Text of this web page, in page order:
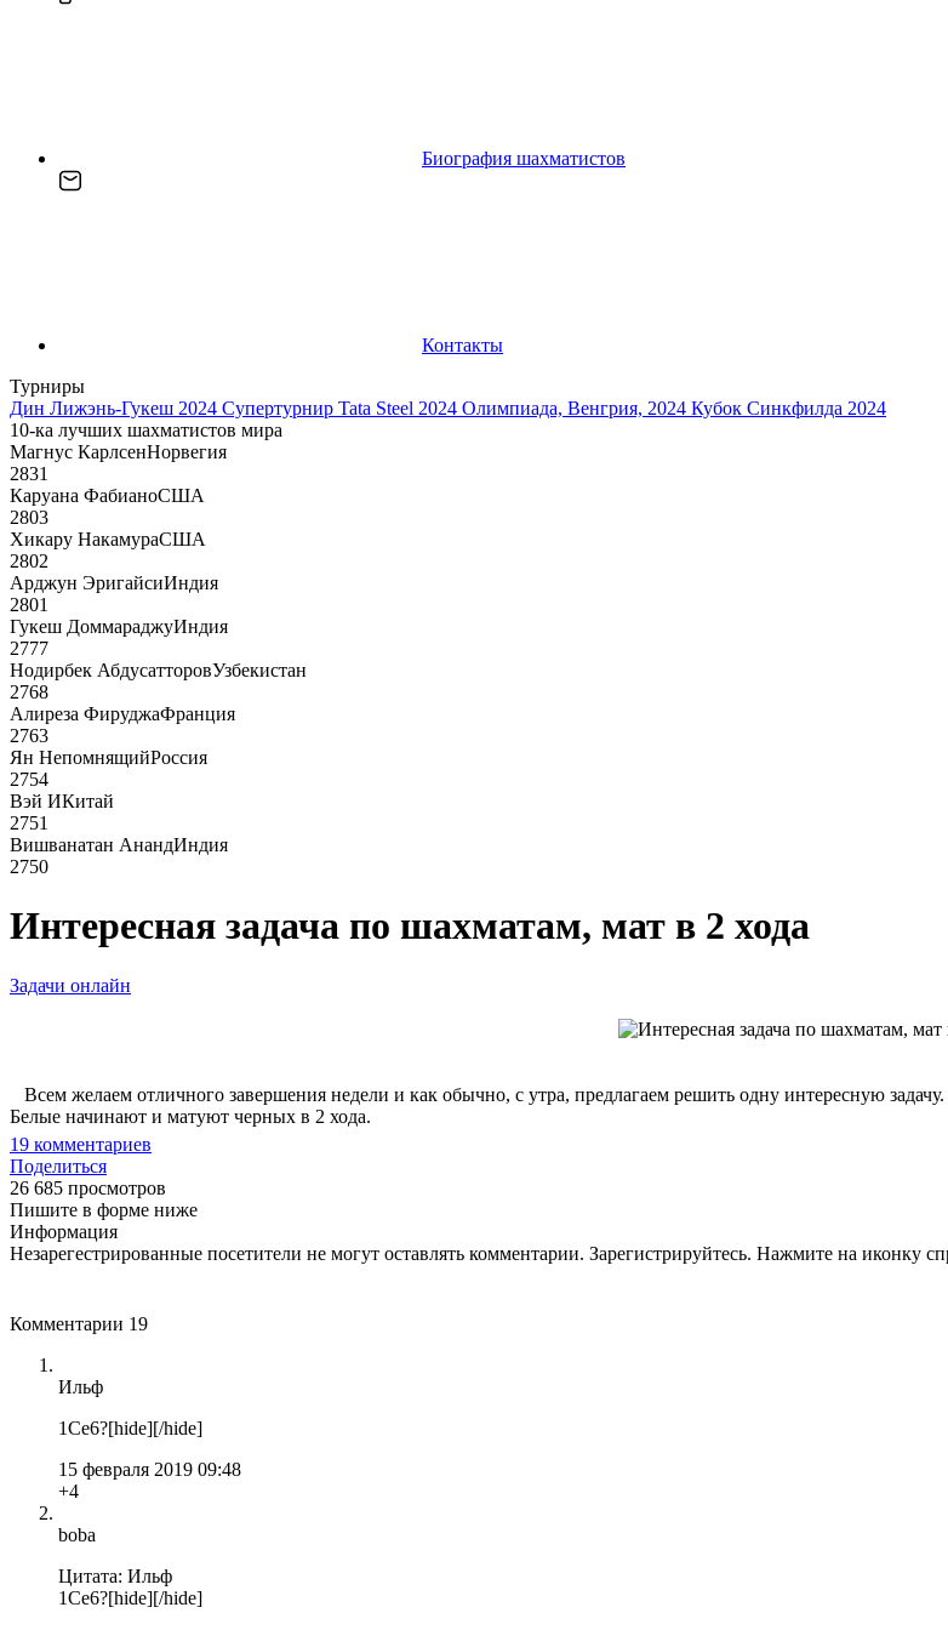
Биография шахматистов
Контакты
Турниры
Дин Лижэнь-Гукеш 2024 Супертурнир Tata Steel 2024 Олимпиада, Венгрия, 2024 Кубок Синкфилда 2024
10-ка лучших шахматистов мира
Магнус КарлсенНорвегия
2831
Каруана ФабианоСША
2803
Хикару НакамураСША
2802
Арджун ЭригайсиИндия
2801
Гукеш ДоммараджуИндия
2777
Нодирбек АбдусатторовУзбекистан
2768
Алиреза ФируджаФранция
2763
Ян НепомнящийРоссия
2754
Вэй ИКитай
2751
Вишванатан АнандИндия
2750
Интересная задача по шахматам, мат в 2 хода
Задачи онлайн
Всем желаем отличного завершения недели и как обычно, с утра, предлагаем решить одну интересную
Белые начинают и матуют черных в 2 хода.
19 комментариев
Поделиться
26 685 просмотров
Пишите в форме ниже
Информация
Незарегестрированные посетители не могут оставлять комментарии. Зарегистрируйтесь. Нажмите на иконку
Комментарии 19
Ильф
1Ce6?[hide][/hide]
15 февраля 2019 09:48
+4
boba
Цитата: Ильф
1Ce6?[hide][/hide]